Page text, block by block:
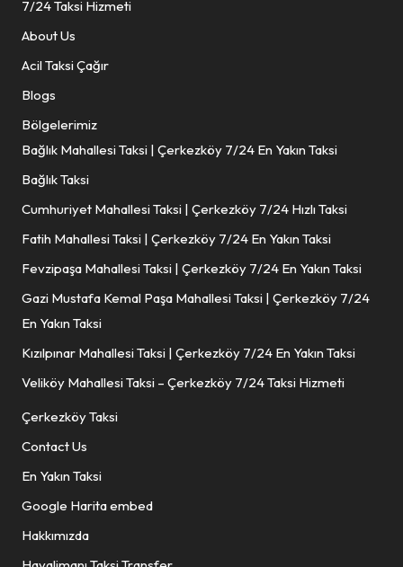
7/24 Taksi Hizmeti
About Us
Acil Taksi Çağır
Blogs
Bölgelerimiz
Bağlık Mahallesi Taksi | Çerkezköy 7/24 En Yakın Taksi
Bağlık Taksi
Cumhuriyet Mahallesi Taksi | Çerkezköy 7/24 Hızlı Taksi
Fatih Mahallesi Taksi | Çerkezköy 7/24 En Yakın Taksi
Fevzipaşa Mahallesi Taksi | Çerkezköy 7/24 En Yakın Taksi
Gazi Mustafa Kemal Paşa Mahallesi Taksi | Çerkezköy 7/24
En Yakın Taksi
Kızılpınar Mahallesi Taksi | Çerkezköy 7/24 En Yakın Taksi
Veliköy Mahallesi Taksi – Çerkezköy 7/24 Taksi Hizmeti
Çerkezköy Taksi
Contact Us
En Yakın Taksi
Google Harita embed
Hakkımızda